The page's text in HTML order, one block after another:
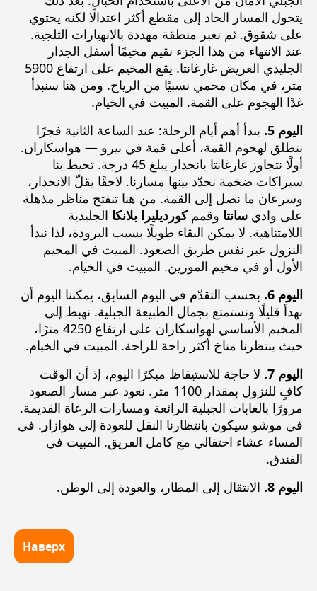
يتحول المسار الحاد إلى مقطع أكثر اعتدالًا لكنه يحتوي
على شقوق. ثم نعبر منطقة مهددة بالانهيارات الثلجية.
عند الانتهاء من هذا الجزء نقيم مخيمًا أسفل الجدار
الجليدي العريض غارغانتا
. يقع المخيم على ارتفاع 5900
متر، في مكان محمي نسبيًا من الرياح. ومن هنا سنبدأ
غدًا الهجوم على القمة. المبيت في الخيام.
اليوم 5.
يبدأ أهم أيام الرحلة: عند الساعة الثانية فجرًا
ننطلق لهجوم القمة، أعلى قمة في بيرو — هواسكاران.
أولًا نتجاوز غارغانتا
بانحدار يبلغ 45 درجة. تحيط بنا
سيراكات ضخمة نحدّد بينها مسارنا. لاحقًا يقلّ الانحدار،
وسرعان ما نصل إلى القمة. من هنا تنفتح مناظر مذهلة
على وادي سانتا وقممكورديليرا بلانكا الجليدية
اللامتناهية. لا يمكن البقاء طويلًا بسبب البرودة، لذا نبدأ
النزول عبر نفس طريق الصعود. المبيت في المخيم
الأول أو في مخيم المورين. المبيت في الخيام.
اليوم 6.
بحسب التقدّم في اليوم السابق، يمكننا اليوم أن
نهدأ قليلًا ونستمتع بجمال الطبيعة الجبلية. نهبط إلى
المخيم الأساسي لهواسكاران على ارتفاع 4250 مترًا،
حيث ينتظرنا مناخ أكثر راحة للراحة. المبيت في الخيام.
اليوم 7.
لا حاجة للاستيقاظ مبكرًا اليوم، إذ أن الوقت
كافٍ للنزول بمقدار 1100 متر. نعود عبر مسار الصعود
مرورًا بالغابات الجبلية الرائعة ومسارات الرعاة القديمة.
في موشو سيكون بانتظارنا النقل للعودة إلى هواز ار . في
المساء عشاء احتفالي مع كامل الفريق. المبيت في
الفندق.
اليوم 8.
الانتقال إلى المطار، والعودة إلى الوطن.
Наверх